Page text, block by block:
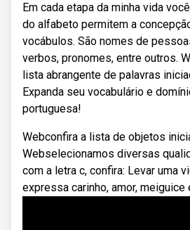
Em cada etapa da minha vida
do alfabeto permitem a
vocábulos. São nomes de
verbos, pronomes, entre outros.
lista abrangente de palavras
Expanda seu vocabulário e
portuguesa!
Webconfira a lista de objetos
Webselecionamos diversas
com a letra c, confira: Levar uma
expressa carinho, amor, meiguice